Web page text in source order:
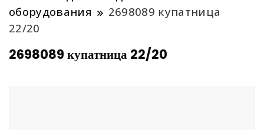
оборудования
2698089 купатница
22/20
2698089 купатница 22/20